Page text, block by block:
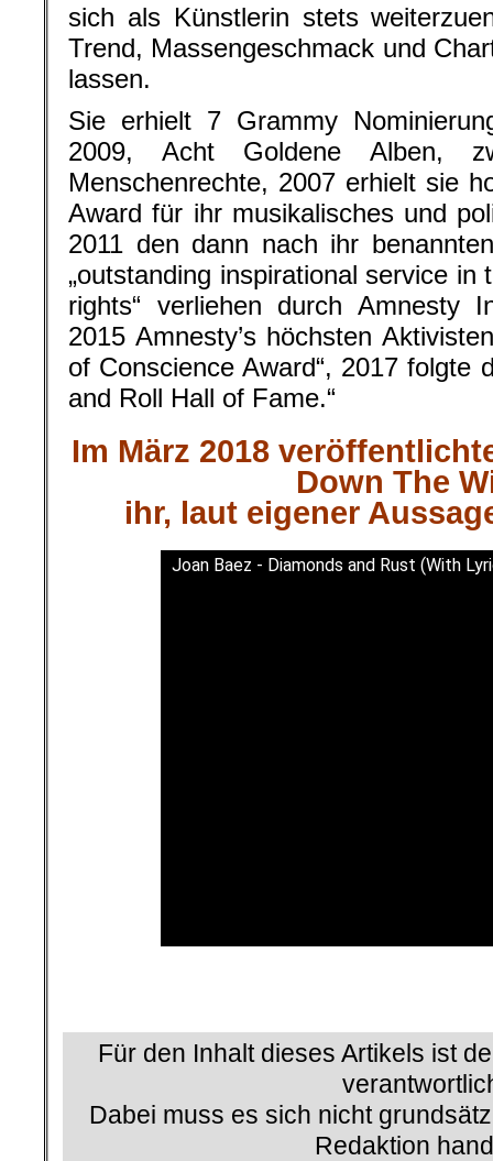
sich als Künstlerin stets
Trend, Massengeschmack und
lassen.
Sie erhielt 7 Grammy
2009, Acht Goldene Alben,
Menschenrechte, 2007 erhielt sie
Award für ihr musikalisches und
2011 den dann nach ihr
„outstanding inspirational service
rights“ verliehen durch Amnesty
2015 Amnesty’s höchsten
of Conscience Award“, 2017 folgte
and Roll Hall of Fame.“
Im März 2018
Down The
ihr, laut eigener
Joan Baez - Diamonds and Rust (With
Für den Inhalt dieses Artikels ist
Dabei muss es sich nicht
Redaktion